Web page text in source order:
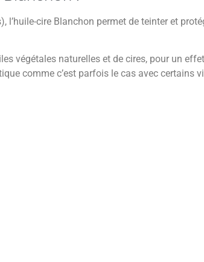
cire Blanchon permet de teinter et
végétales naturelles et de cires, pour un
comme c’est parfois le cas avec certains